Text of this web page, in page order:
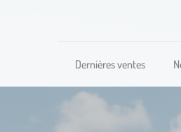
Dernières ventes